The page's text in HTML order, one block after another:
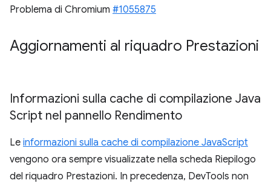
Problema di Chromium #1055875
Aggiornamenti al riquadro Prestazioni
Informazioni sulla cache di compilazione Java
Script nel pannello Rendimento
Le informazioni sulla cache di compilazione JavaScript
vengono ora sempre visualizzate nella scheda Riepilogo
del riquadro Prestazioni. In precedenza, DevTools non